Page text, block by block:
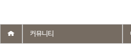
커뮤니티